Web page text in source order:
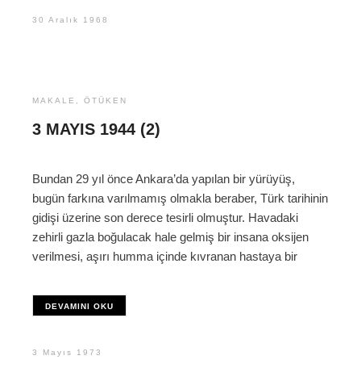
30 Aralık 1968
MAKALE , ÖTÜKEN
3 MAYIS 1944 (2)
Bundan 29 yıl önce Ankara’da yapılan bir yürüyüş,
bugün farkına varılmamış olmakla beraber, Türk tarihinin
gidişi üzerine son derece tesirli olmuştur. Havadaki
zehirli gazla boğulacak hale gelmiş bir insana oksijen
verilmesi, aşırı humma içinde kıvranan hastaya bir
DEVAMINI OKU
3 Mayıs 1973